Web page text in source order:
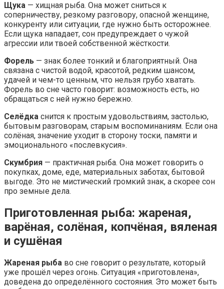
Щука — хищная рыба. Она может сниться к
соперничеству, резкому разговору, опасной женщине,
конкуренту или ситуации, где нужно быть осторожнее.
Если щука нападает, сон предупреждает о чужой
агрессии или твоей собственной жёсткости.
Форель — знак более тонкий и благоприятный. Она
связана с чистой водой, красотой, редким шансом,
удачей и чем-то ценным, что нельзя грубо хватать.
Форель во сне часто говорит: возможность есть, но
обращаться с ней нужно бережно.
Селёдка снится к простым удовольствиям, застолью,
бытовым разговорам, старым воспоминаниям. Если она
солёная, значение уходит в сторону тоски, памяти и
эмоционального «послевкусия».
Скумбрия — практичная рыба. Она может говорить о
покупках, доме, еде, материальных заботах, бытовой
выгоде. Это не мистический громкий знак, а скорее сон
про земные дела.
Приготовленная рыба: жареная,
варёная, солёная, копчёная, вяленая
и сушёная
Жареная рыба во сне говорит о результате, который
уже прошёл через огонь. Ситуация «приготовлена»,
доведена до определённого состояния. Это может быть